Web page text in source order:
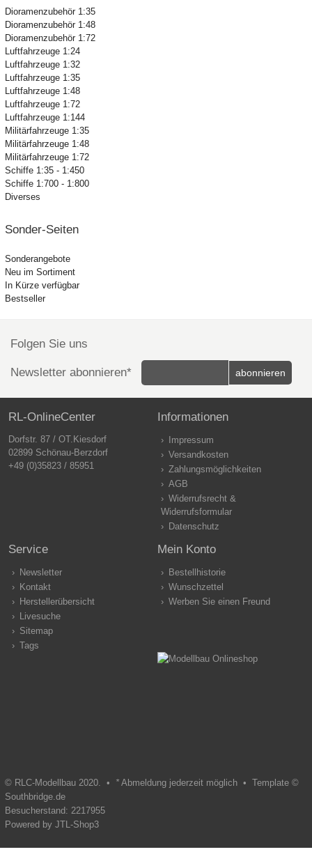
Dioramenzubehör 1:35
Dioramenzubehör 1:48
Dioramenzubehör 1:72
Luftfahrzeuge 1:24
Luftfahrzeuge 1:32
Luftfahrzeuge 1:35
Luftfahrzeuge 1:48
Luftfahrzeuge 1:72
Luftfahrzeuge 1:144
Militärfahrzeuge 1:35
Militärfahrzeuge 1:48
Militärfahrzeuge 1:72
Schiffe 1:35 - 1:450
Schiffe 1:700 - 1:800
Diverses
Sonder-Seiten
Sonderangebote
Neu im Sortiment
In Kürze verfügbar
Bestseller
Folgen Sie uns
Newsletter abonnieren*
RL-OnlineCenter
Dorfstr. 87 / OT.Kiesdorf
02899 Schönau-Berzdorf
+49 (0)35823 / 85951
Informationen
Impressum
Versandkosten
Zahlungsmöglichkeiten
AGB
Widerrufsrecht &
Widerrufsformular
Datenschutz
Service
Newsletter
Kontakt
Herstellerübersicht
Livesuche
Sitemap
Tags
Mein Konto
Bestellhistorie
Wunschzettel
Werben Sie einen Freund
© RLC-Modellbau 2020. • *Abmeldung jederzeit möglich • Template ©
Southbridge.de
Besucherstand: 2217955
Powered by JTL-Shop3